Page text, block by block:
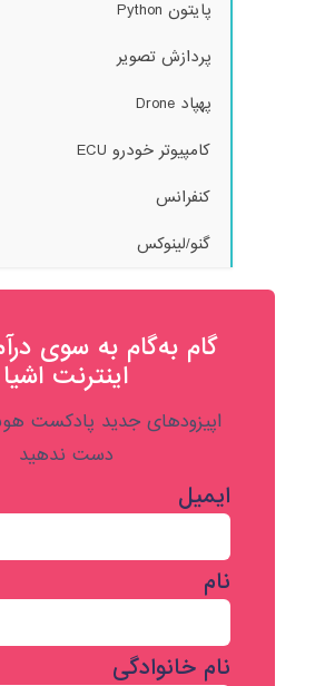
پایتون Python
پردازش تصویر
پهپاد Drone
کامپیوتر خودرو ECU
کنفرانس
گنو/لینوکس
گام به‌گام به‌ سوی
اینترنت اشیا
اپیزودهای جدید پادکست
دست ندهید
ایمیل
نام
نام خانوادگی